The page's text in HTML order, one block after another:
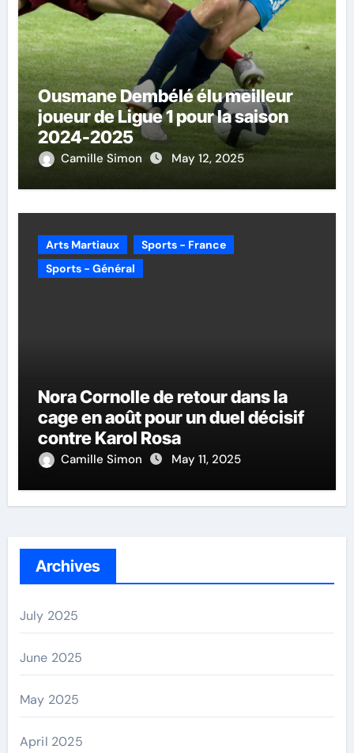
Ousmane Dembélé élu meilleur
joueur de Ligue 1 pour la saison
2024-2025
Camille Simon May 12, 2025
Arts Martiaux
Sports - France
Sports - Général
Nora Cornolle de retour dans la
cage en août pour un duel décisif
contre Karol Rosa
Camille Simon May 11, 2025
Archives
July 2025
June 2025
May 2025
April 2025